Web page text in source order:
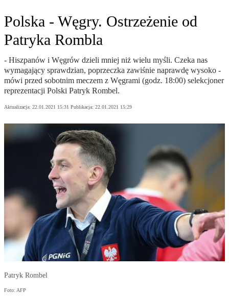
Polska - Węgry. Ostrzeżenie od
Patryka Rombla
- Hiszpanów i Węgrów dzieli mniej niż wielu myśli. Czeka nas
wymagający sprawdzian, poprzeczka zawiśnie naprawdę wysoko -
mówi przed sobotnim meczem z Węgrami (godz. 18:00) selekcjoner
reprezentacji Polski Patryk Rombel.
Aktualizacja: 22.01.2021 15:31 Publikacja: 22.01.2021 15:29
Patryk Rombel
Foto: AFP